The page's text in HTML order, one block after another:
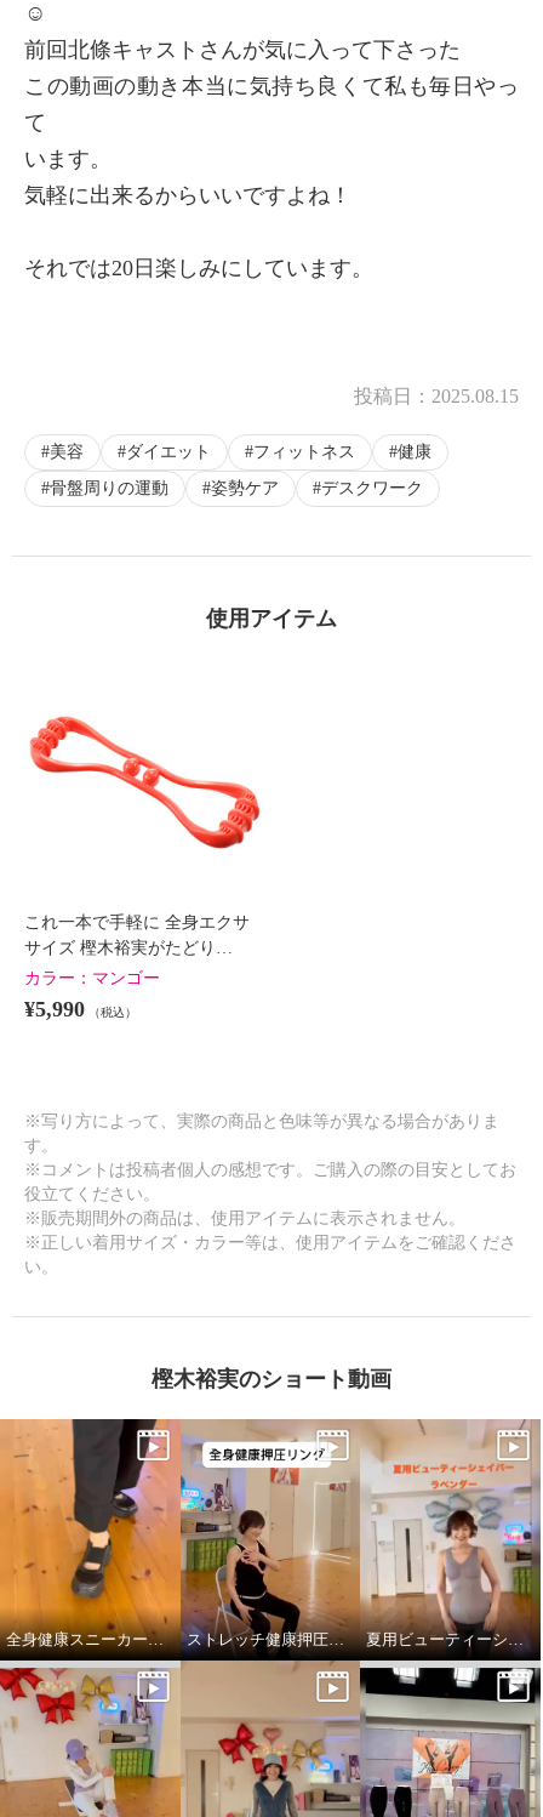
☺️
前回北條キャストさんが気に入って下さった
この動画の動き本当に気持ち良くて私も毎日やっ
て
います。
気軽に出来るからいいですよね！
それでは20日楽しみにしています。
投稿日： 2025.08.15
美容 ダイエット フィットネス
健康
骨盤周りの運動
姿勢ケア デスクワーク
使用アイテム
これ一本で手軽に 全身エクサ
サイズ 樫木裕実がたどり…
カラー： マンゴー
¥5,990 （税込）
※写り方によって、実際の商品と色味等が異なる場合がありま
す。
※コメントは投稿者個人の感想です。ご購入の際の目安としてお
役立てください。
※販売期間外の商品は、使用アイテムに表示されません。
※正しい着用サイズ・カラー等は、使用アイテムをご確認くださ
い。
樫木裕実のショート動画
全身健康スニーカーサンダルデビューです。 ストレッチ健康押圧リング 夏用ビューティーシェイパー